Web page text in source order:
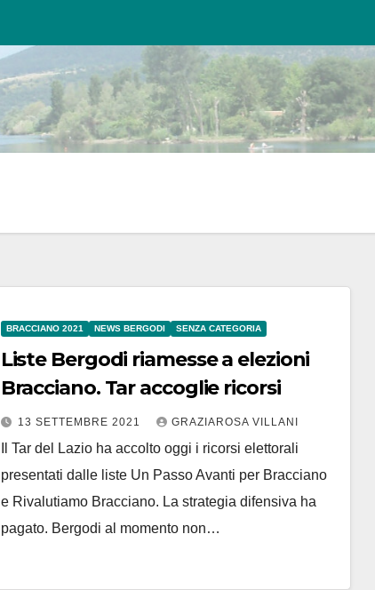
BRACCIANO 2021 NEWS BERGODI SENZA CATEGORIA
Liste Bergodi riamesse a elezioni
Bracciano. Tar accoglie ricorsi
13 SETTEMBRE 2021 GRAZIAROSA VILLANI
Il Tar del Lazio ha accolto oggi i ricorsi elettorali
presentati dalle liste Un Passo Avanti per Bracciano
e Rivalutiamo Bracciano. La strategia difensiva ha
pagato. Bergodi al momento non…